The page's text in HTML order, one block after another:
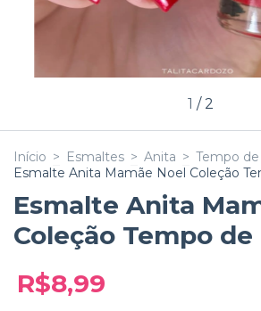
1 / 2
Início > Esmaltes > Anita > Tempo
Esmalte Anita Mamãe Noel Coleção
Esmalte Anita
Coleção Tempo
R$8,99